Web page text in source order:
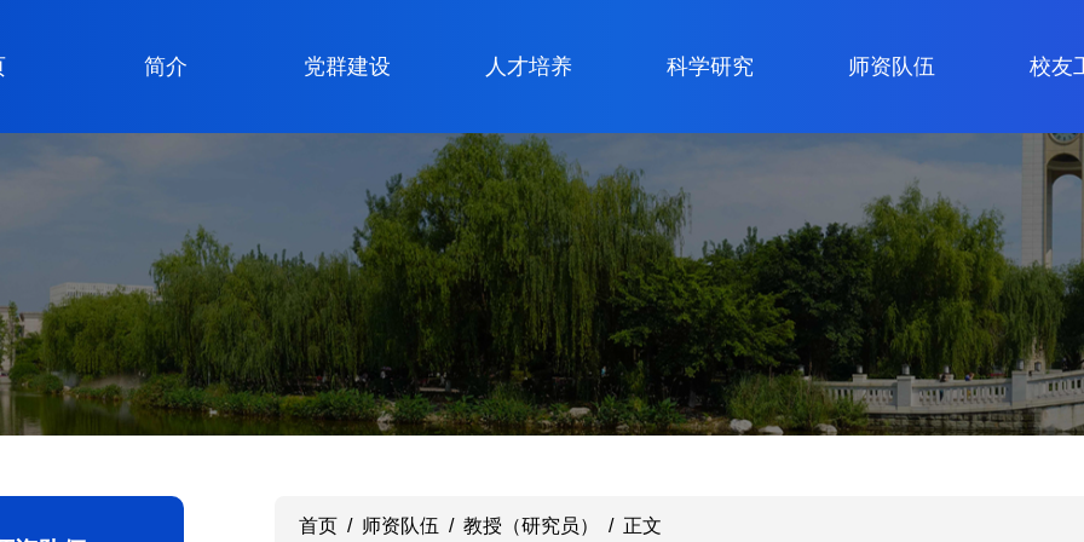
简介 党群建设 人才培养 科学研究 师资队伍 校友
首页 / 师资队伍 / 教授（研究员） / 正文